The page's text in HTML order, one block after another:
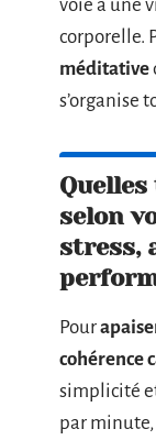
voie à une
corporelle.
méditative
s’organise
selon
stress,
Pour
cohérence
simplicité
par